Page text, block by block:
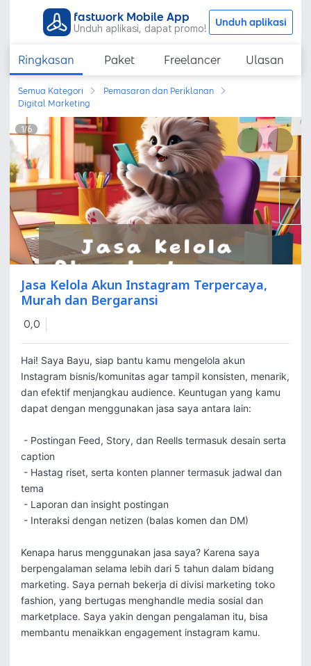
fastwork Mobile App
Unduh aplikasi, dapat promo! Unduh aplikasi
Ringkasan Paket Freelancer Ulasan
Semua Kategori
Pemasaran dan Periklanan
Digital Marketing
1/6
Jasa Kelola Akun Instagram Terpercaya,
Murah dan Bergaransi
0,0
Hai! Saya Bayu, siap bantu kamu mengelola akun
Instagram bisnis/komunitas agar tampil konsisten, menarik,
dan efektif menjangkau audience. Keuntugan yang kamu
dapat dengan menggunakan jasa saya antara lain:
caption
tema
Kenapa harus menggunakan jasa saya? Karena saya
berpengalaman selama lebih dari 5 tahun dalam bidang
marketing. Saya pernah bekerja di divisi marketing toko
fashion, yang bertugas menghandle media sosial dan
marketplace. Saya yakin dengan pengalaman itu, bisa
membantu menaikkan engagement instagram kamu.